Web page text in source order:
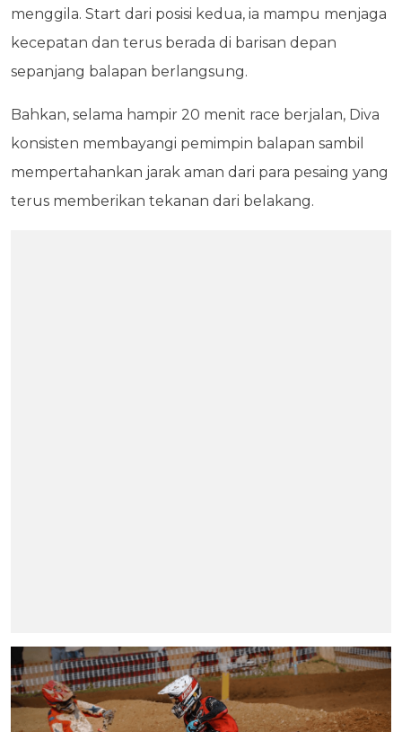
menggila. Start dari posisi kedua, ia mampu menjaga
kecepatan dan terus berada di barisan depan
sepanjang balapan berlangsung.
Bahkan, selama hampir 20 menit race berjalan, Diva
konsisten membayangi pemimpin balapan sambil
mempertahankan jarak aman dari para pesaing yang
terus memberikan tekanan dari belakang.